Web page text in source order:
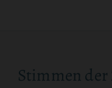
Stimmen